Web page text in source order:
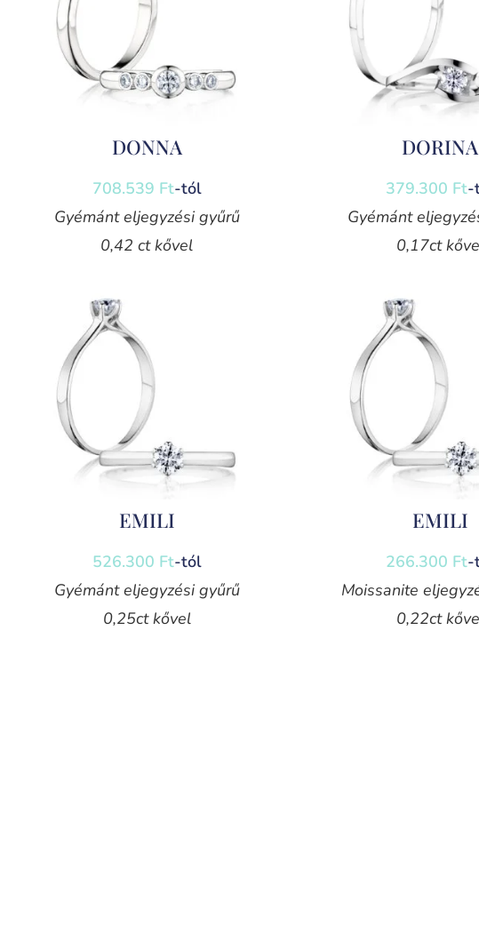
DONNA
708.539 Ft-tól
Gyémánt eljegyzési gyűrű
0,42 ct kővel
DORINA
379.300 Ft-
Gyémánt
0,17ct
EMILI
526.300 Ft-tól
Gyémánt eljegyzési gyűrű
0,25ct kővel
EMILI
266.300 Ft-
Moissanite
0,22ct